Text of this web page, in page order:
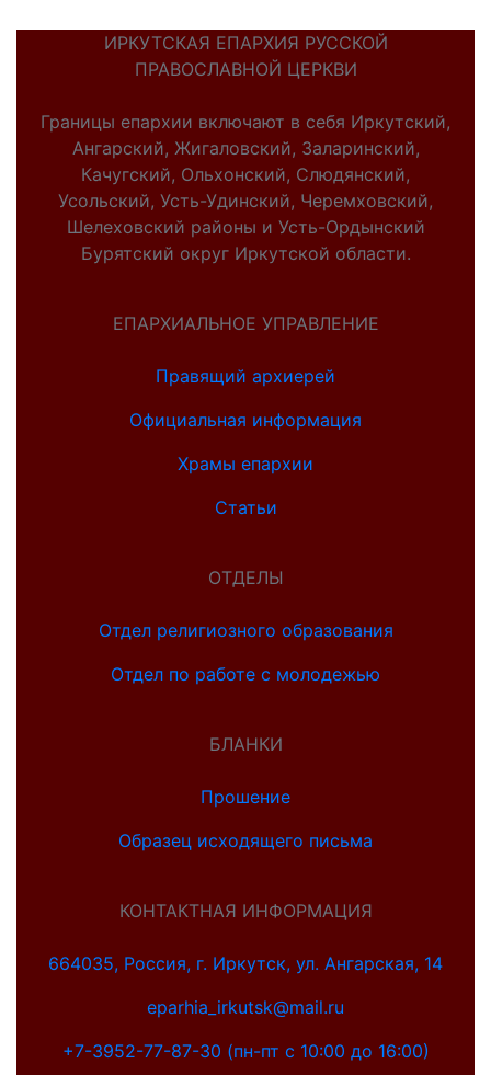
ИРКУТСКАЯ ЕПАРХИЯ РУССКОЙ
ПРАВОСЛАВНОЙ ЦЕРКВИ
Границы епархии включают в себя Иркутский,
Ангарский, Жигаловский, Заларинский,
Качугский, Ольхонский, Слюдянский,
Усольский, Усть-Удинский, Черемховский,
Шелеховский районы и Усть-Ордынский
Бурятский округ Иркутской области.
ЕПАРХИАЛЬНОЕ УПРАВЛЕНИЕ
Правящий архиерей
Официальная информация
Храмы епархии
Статьи
ОТДЕЛЫ
Отдел религиозного образования
Отдел по работе с молодежью
БЛАНКИ
Прошение
Образец исходящего письма
КОНТАКТНАЯ ИНФОРМАЦИЯ
664035, Россия, г. Иркутск, ул. Ангарская, 14
eparhia_irkutsk@mail.ru
+7-3952-77-87-30 (пн-пт с 10:00 до 16:00)